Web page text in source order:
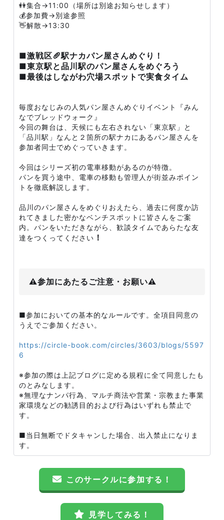
👭集合→11:00（場所は別途お知らせします）
💰参加費→別途参照
👋解散→13:30
■激戦区🥖駅ナカパン屋さんめぐり！
■東京駅と品川駅のパン屋さんをめぐろう
■最後はしながわ穴場スポットで実食タイム
毎度おなじみの人気パン屋さんめぐりイベント『みん
なでブレッドウォーク』
今回の舞台は、天候にも左右されない「東京駅」と
「品川駅」なんと２箇所の駅ナカにあるパン屋さんを
参加者同士でめぐっていきます。
今回はシリーズ初の電車移動があるのが特徴。
パンを買う途中、電車の移動も管理人が街並みポイン
トを徹底解説します。
品川のパン屋さんをめぐりおえたら、過去に何度か訪
れてきました密かなベンチスポットに皆さんをご案
内。パンをいただきながら、歓談タイムであらたな友
達をつくってください ！
⚠️参加にあたるご注意・お願い⚠️
■参加においての基本的なルールです。全項目同意の
うえでご参加ください。
https://circle-book.com/circles/3603/blogs/5597
6
※参加の際は上記ブログに定める規程に全て同意したも
のとみなします。
※無理なナンパ行為、マルチ商法や営業・宗教また事業
家環境などの勧誘目的および行為はいずれも禁止で
す。
■当日無断でドタキャンした場合、出入禁止になりま
す。
このサークルに参加する！
見学してみる！